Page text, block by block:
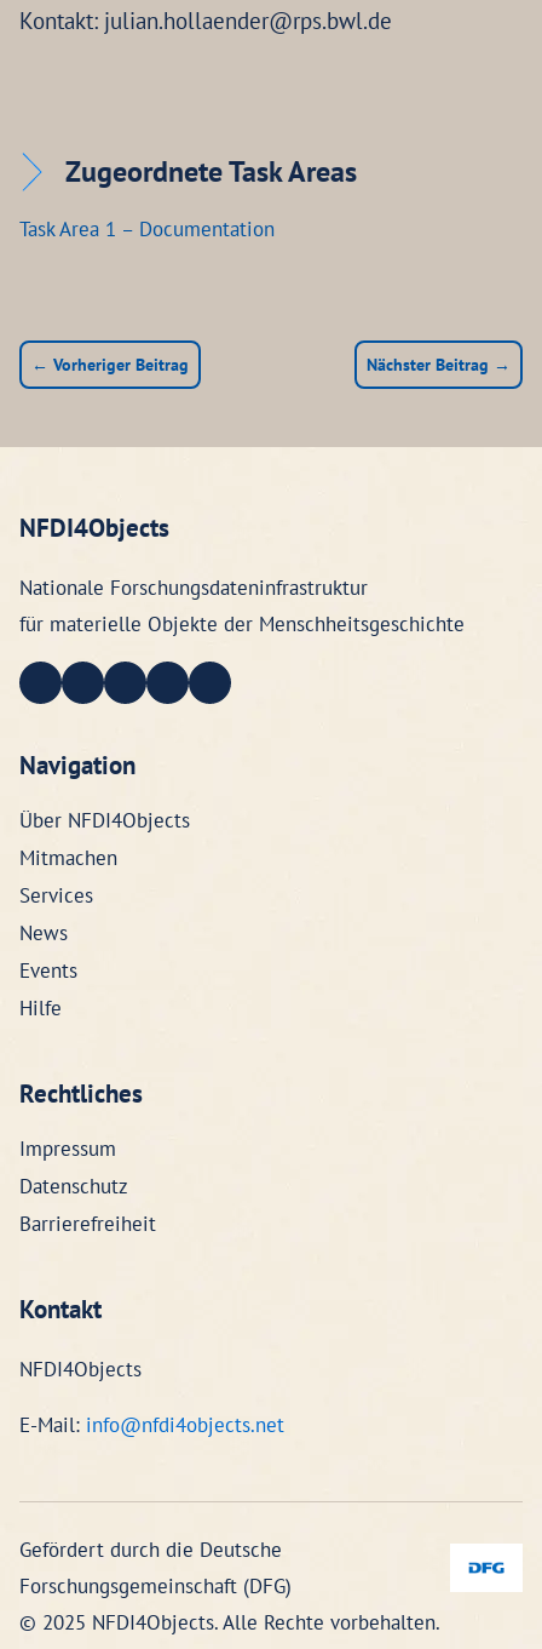
Kontakt: julian.hollaender@rps.bwl.de
Zugeordnete Task Areas
Task Area 1 – Documentation
← Vorheriger Beitrag Nächster Beitrag →
NFDI4Objects
Nationale Forschungsdateninfrastruktur
für materielle Objekte der Menschheitsgeschichte
Navigation
Über NFDI4Objects
Mitmachen
Services
News
Events
Hilfe
Rechtliches
Impressum
Datenschutz
Barrierefreiheit
Kontakt
NFDI4Objects
E-Mail: info@nfdi4objects.net
Gefördert durch die Deutsche
Forschungsgemeinschaft (DFG)
© 2025 NFDI4Objects. Alle Rechte vorbehalten.